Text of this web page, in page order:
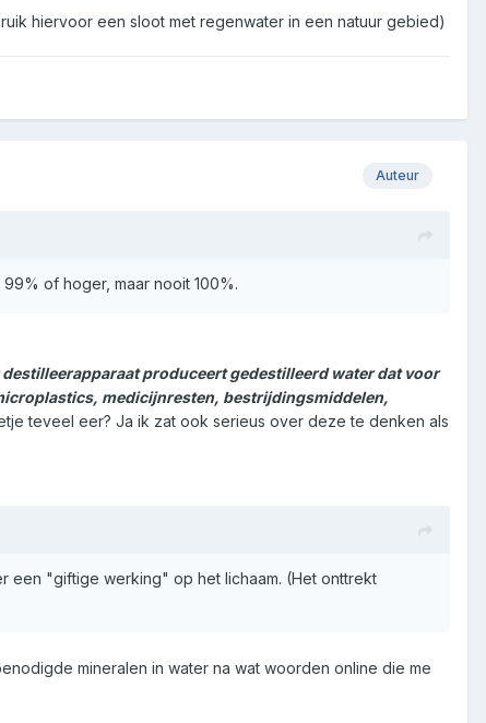
hiervoor een sloot met regenwater in een natuur gebied)
Auteur
of hoger, maar nooit 100%.
produceert gedestilleerd water dat voor
medicijnresten, bestrijdingsmiddelen,
teveel eer? Ja ik zat ook serieus over deze te denken als
een "giftige werking" op het lichaam. (Het onttrekt
mineralen in water na wat woorden online die me